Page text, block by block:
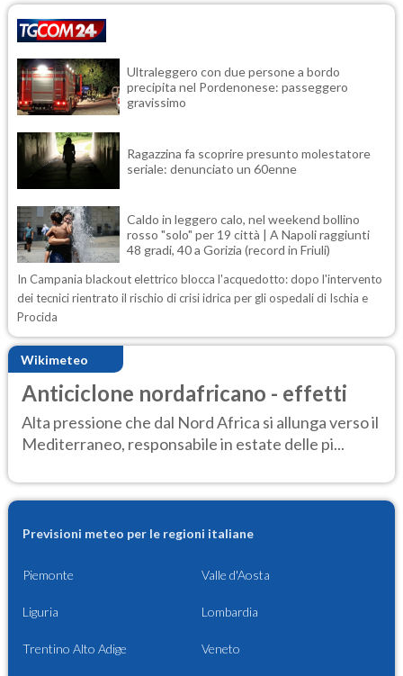
Ultraleggero con due persone a bordo
precipita nel Pordenonese: passeggero
gravissimo
Ragazzina fa scoprire presunto molestatore
seriale: denunciato un 60enne
Caldo in leggero calo, nel weekend bollino
rosso "solo" per 19 città | A Napoli raggiunti
48 gradi, 40 a Gorizia (record in Friuli)
In Campania blackout elettrico blocca l'acquedotto: dopo l'intervento
dei tecnici rientrato il rischio di crisi idrica per gli ospedali di Ischia e
Procida
Wikimeteo
Anticiclone nordafricano - effetti
Alta pressione che dal Nord Africa si allunga verso il
Mediterraneo, responsabile in estate delle pi...
Previsioni meteo per le regioni italiane
Piemonte Valle d'Aosta
Liguria Lombardia
Trentino Alto Adige Veneto